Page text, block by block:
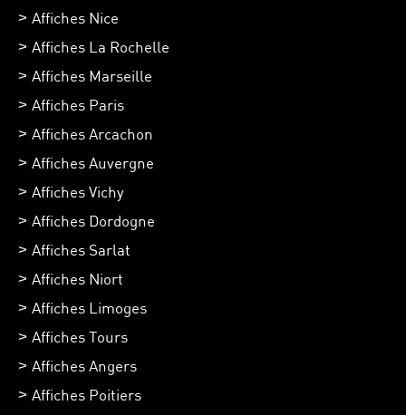
Affiches Nice
Affiches La Rochelle
Affiches Marseille
Affiches Paris
Affiches Arcachon
Affiches Auvergne
Affiches Vichy
Affiches Dordogne
Affiches Sarlat
Affiches Niort
Affiches Limoges
Affiches Tours
Affiches Angers
Affiches Poitiers